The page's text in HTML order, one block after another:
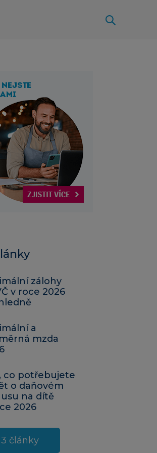
zálohy
v roce 2026
a
mzda
co potřebujete
o daňovém
na dítě
2026
3 články